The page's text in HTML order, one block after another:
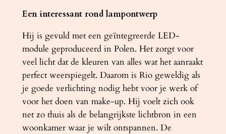
0
0
K
a
a
n
t
a
l
Een interessant rond lampontwerp
Hij is gevuld met een geïntegreerde LED-
module geproduceerd in Polen. Het zorgt voor
veel licht dat de kleuren van alles wat het aanraakt
perfect weerspiegelt. Daarom is Rio geweldig als
je goede verlichting nodig hebt voor je werk of
voor het doen van make-up. Hij voelt zich ook
net zo thuis als de belangrijkste lichtbron in een
woonkamer waar je wilt ontspannen. De